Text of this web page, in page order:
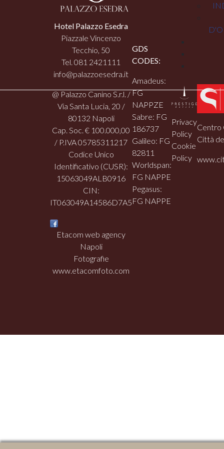
Hotel Palazzo Esedra
Piazzale Vincenzo
Tecchio, 50
Tel. 081 2421111
info@palazzoesedra.it
@ Palazzo Canino S.r.l. /
Via Santa Lucia, 20 /
80132 Napoli
Cap. Soc. € 100.000,00
/ P.IVA 05785311217
Codice Unico
Identificativo (CUSR):
15063049ALB0916
CIN:
IT063049A14586D7A5
Etacom web agency
Napoli
Fotografie
www.etacomfoto.com
GDS
CODES:
Amadeus:
FG
NAPPZE
Sabre: FG
186737
Galileo: FG
82811
Worldspan:
FG NAPPE
Pegasus:
FG NAPPE
Privacy
Policy
Cookie
Policy
Centro
Città